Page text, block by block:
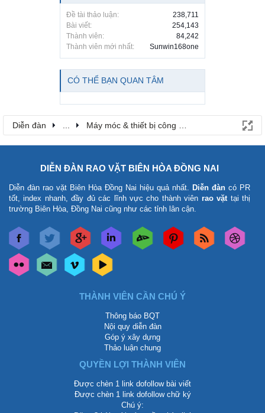
Đề tài thảo luận:
238,711
Bài viết:
254,143
Thành viên:
84,242
Thành viên mới nhất:
Sunwin168one
CÓ THỂ BẠN QUAN TÂM
Diễn đàn Máy móc & thiết bị công nông nghiệp
DIỄN ĐÀN RAO VẶT BIÊN HÒA ĐỒNG NAI
Diễn đàn rao vặt Biên Hòa Đồng Nai hiệu quả nhất. Diễn đàn có PR
tốt, index nhanh, đầy đủ các lĩnh vực cho thành viên rao vặt tại thị
trường Biên Hòa, Đồng Nai cũng như các tỉnh lân cận.
THÀNH VIÊN CẦN CHÚ Ý
Thông báo BQT
Nội quy diễn đàn
Góp ý xây dựng
Thảo luận chung
QUYỀN LỢI THÀNH VIÊN
Được chèn 1 link dofollow bài viết
Được chèn 1 link dofollow chữ ký
Chú ý: